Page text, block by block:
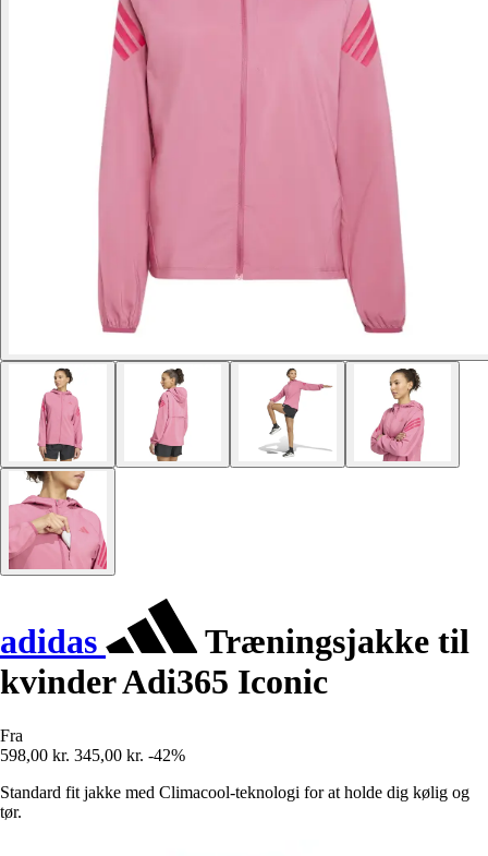
adidas
Træningsjakke til
kvinder Adi365 Iconic
Fra
598,00 kr. 345,00 kr. -42%
Standard fit jakke med Climacool-teknologi for at holde dig kølig og
tør.